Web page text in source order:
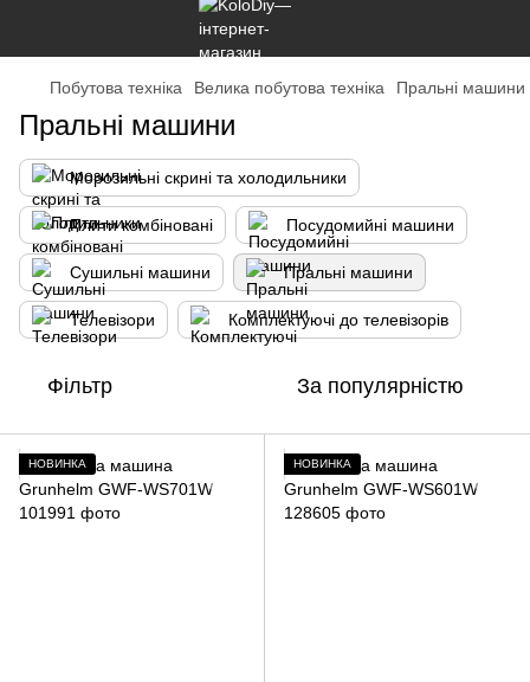
Побутова техніка Велика побутова техніка Пральні машини
Пральні машини
Морозильні скрині та холодильники
Плити комбіновані Посудомийні машини
Сушильні машини Пральні машини
Телевізори Комплектуючі до телевізорів
Фільтр За популярністю
НОВИНКА НОВИНКА